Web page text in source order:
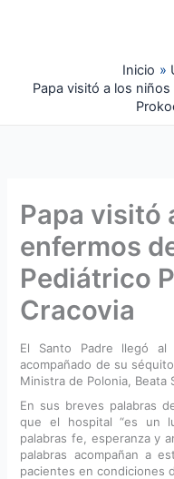
Inicio
Papa visitó a los
Papa visitó
enfermos
Pediátrico
Cracovia
El Santo Padre llegó
acompañado de su
Ministra de Polonia, Beata
En sus breves palabras
que el hospital “es un
palabras fe, esperanza y
palabras acompañan a
pacientes en condiciones